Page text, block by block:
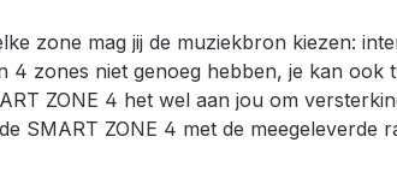
zone mag jij de muziekbron kiezen:
zones niet genoeg hebben, je kan ook
ZONE 4 het wel aan jou om
SMART ZONE 4 met de meegeleverde